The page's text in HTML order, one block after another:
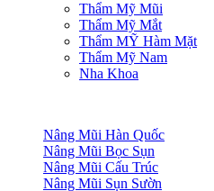
Thẩm Mỹ Mũi
Thẩm Mỹ Mắt
Thẩm MỸ Hàm Mặt
Thẩm Mỹ Nam
Nha Khoa
Nâng Mũi Hàn Quốc
Nâng Mũi Bọc Sụn
Nâng Mũi Cấu Trúc
Nâng Mũi Sụn Sườn